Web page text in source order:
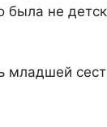
была не
младшей